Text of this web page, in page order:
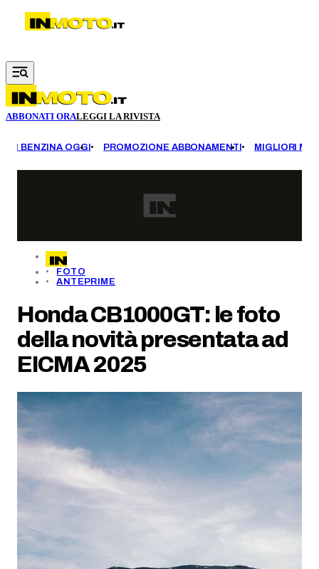
Vai al contenuto principale
ABBONATI ORALEGGI LA RIVISTA
BENZINA OGGI PROMOZIONE ABBONAMENTI MIGLIORI
FOTO
ANTEPRIME
Honda CB1000GT: le foto
della novità presentata ad
EICMA 2025